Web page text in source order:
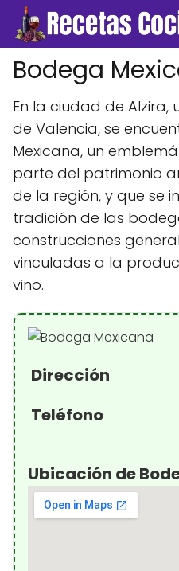
Bodega
En la ciudad de
de Valencia, se
Mexicana, un
parte del patrimonio
de la región, y que se
tradición de las
construcciones
vinculadas a la
vino.
Dirección
Teléfono
Ubicación de